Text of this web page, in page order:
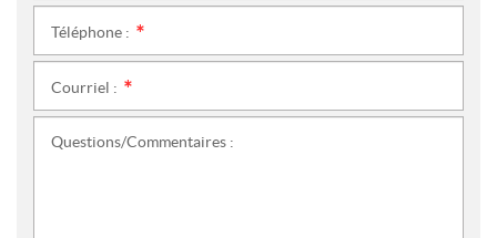
Téléphone :
Courriel :
Questions/Commentaires :